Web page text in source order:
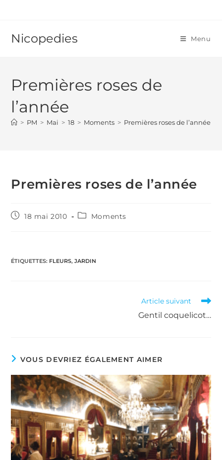
Nicopedies Menu
Premières roses de
l’année
> PM > Mai > 18 > Moments > Premières roses de l’année
Premières roses de l’année
Publication
18 mai 2010
PostMoments
ÉTIQUETTES: FLEURS, JARDIN
Article suivant
Gentil coquelicot…
VOUS DEVRIEZ ÉGALEMENT AIMER